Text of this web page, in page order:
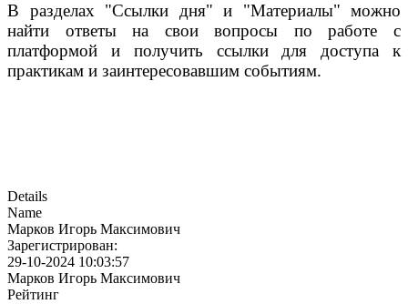
В разделах "Ссылки дня" и "Материалы" можно
найти ответы на свои вопросы по работе с
платформой и получить ссылки для доступа к
практикам и заинтересовавшим событиям.
Details
Name
Марков Игорь Максимович
Зарегистрирован:
29-10-2024 10:03:57
Марков Игорь Максимович
Рейтинг